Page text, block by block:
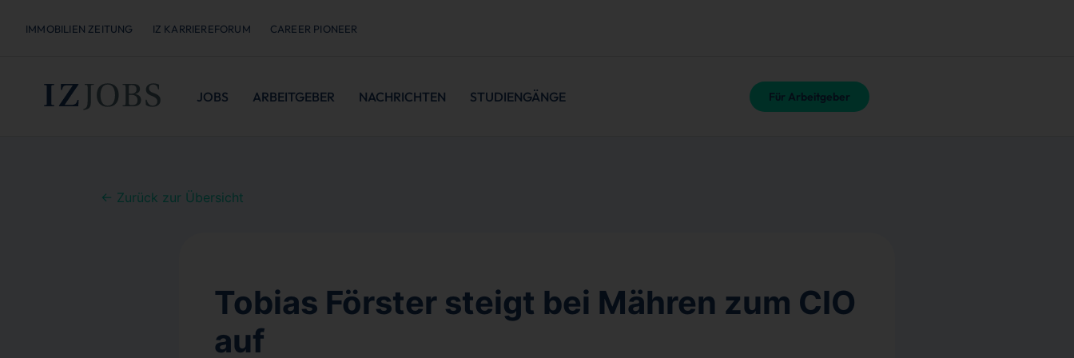
IMMOBILIEN ZEITUNG IZ KARRIEREFORUM CAREER PIONEER
JOBS ARBEITGEBER NACHRICHTEN STUDIENGÄNGE Für Arbeitgeber
← Zurück zur Übersicht
Tobias Förster steigt bei Mähren zum CIO
auf